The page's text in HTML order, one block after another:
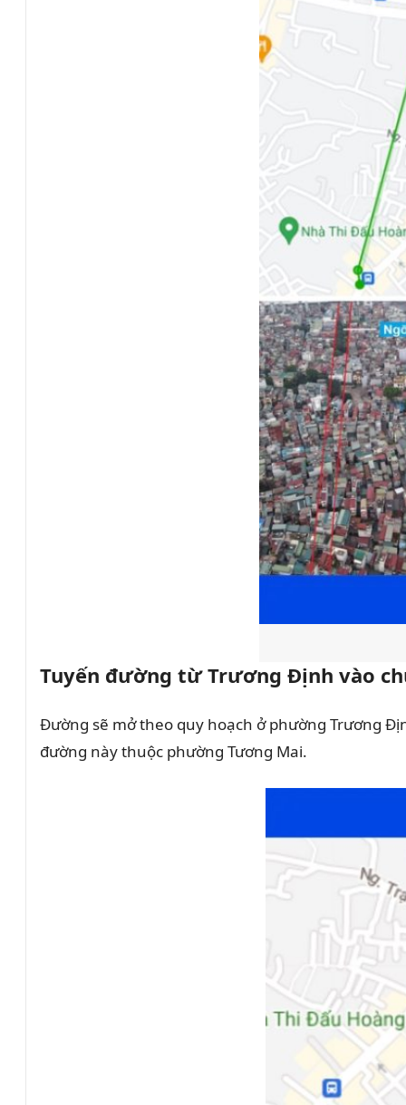
Tuyến đường từ Trương Định vào
Đường sẽ mở theo quy hoạch ở phường Trương
đường này thuộc phường Tương Mai.